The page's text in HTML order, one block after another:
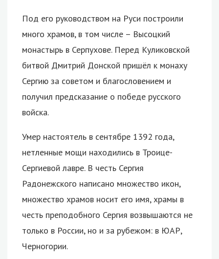
Под его руководством на Руси построили
много храмов, в том числе – Высоцкий
монастырь в Серпухове. Перед Куликовской
битвой Дмитрий Донской пришёл к монаху
Сергию за советом и благословением и
получил предсказание о победе русского
войска.
Умер настоятель в сентябре 1392 года,
нетленные мощи находились в Троице-
Сергиевой лавре. В честь Сергия
Радонежского написано множество икон,
множество храмов носит его имя, храмы в
честь преподобного Сергия возвышаются не
только в России, но и за рубежом: в ЮАР,
Черногории.